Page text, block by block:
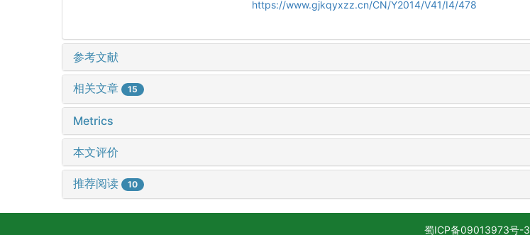
https://www.gjkqyxzz.cn/CN/Y2014/V41/I4/478
参考文献
相关文章 15
Metrics
本文评价
推荐阅读 10
蜀ICP备09013973号-3